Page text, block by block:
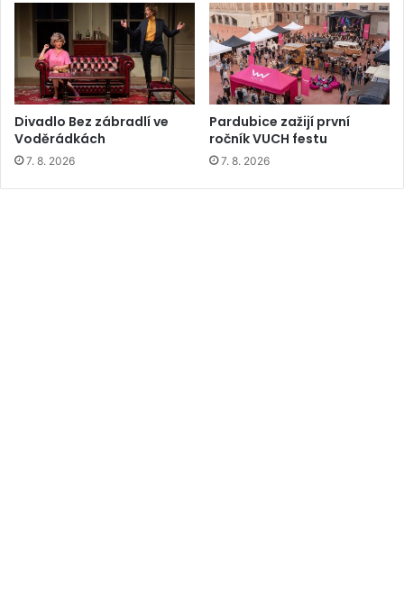
Divadlo Bez zábradlí ve
Voděrádkách
7. 8. 2026
Pardubice zažijí první
ročník VUCH festu
7. 8. 2026